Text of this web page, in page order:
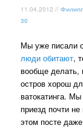
11.04.2012 //
30
Мы уже писали
люди обитают,
вообще делать,
остров хорош
ватокатинга.
приезд почти
этом посте